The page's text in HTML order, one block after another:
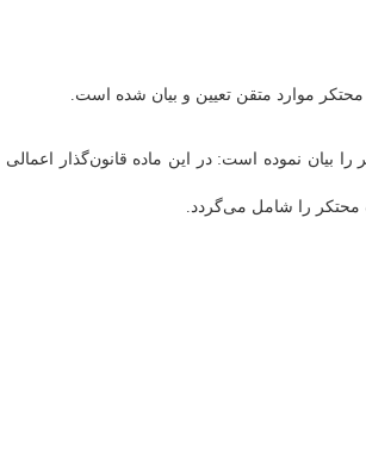
را بیان نموده است: در این ماده قانون‌گذار اعمالی
محتکر را شامل می‌گردد.